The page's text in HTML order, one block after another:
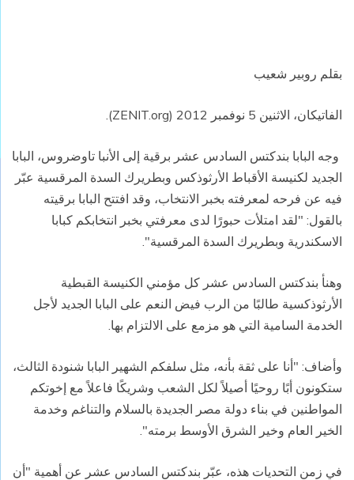
بقلم روبير شعيب
الفاتيكان، الاثنين 5 نوفمبر 2012 ( ZENIT.org
).
وجه البابا بندكتس السادس عشر برقية إلى الأنبا تاوضروس، البابا
الجديد لكنيسة الأقباط الأرثوذكس وبطريرك السدة المرقسية عبّر
فيه عن فرحه لمعرفته بخبر الانتخاب، وقد افتتح البابا برقيته
بالقول: "لقد امتلأت حبورًا لدى معرفتي بخبر انتخابكم كبابا
الاسكندرية وبطريرك السدة المرقسية".
وهنأ بندكتس السادس عشر كل مؤمني الكنيسة القبطية
الأرثوذكسية طالبًا من الرب فيض النعم على البابا الجديد لأجل
الخدمة السامية التي هو مزمع على الالتزام بها.
وأضاف: "أنا على ثقة بأنه، مثل سلفكم الشهير البابا شنودة الثالث،
ستكونون أبًا روحيًا أصيلاً لكل الشعب وشريكًا فاعلاً مع إخوتكم
المواطنين في بناء دولة مصر الجديدة بالسلام والتناغم وخدمة
الخير العام وخير الشرق الأوسط برمته".
في زمن التحديات هذه، عبّر بندكتس السادس عشر عن أهمية "أن